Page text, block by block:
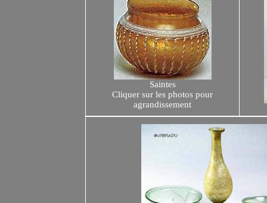
Saintes
Cliquer sur les photos pour
agrandissement